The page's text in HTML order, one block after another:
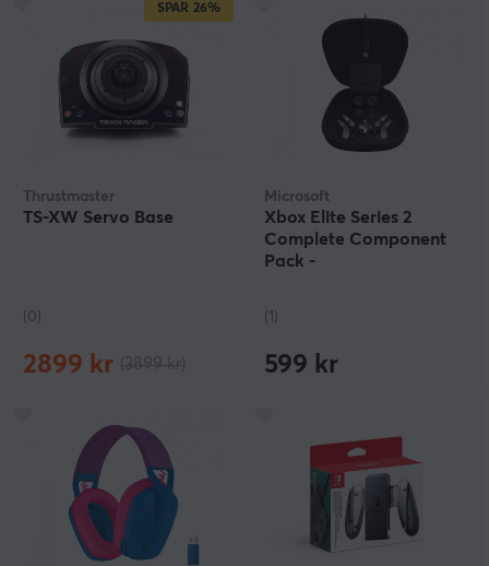
SPAR 26%
Thrustmaster
TS-XW Servo Base
(0)
2899 kr
Microsoft
Xbox Elite Series 2
Complete Component
Pack -
(1)
599 kr